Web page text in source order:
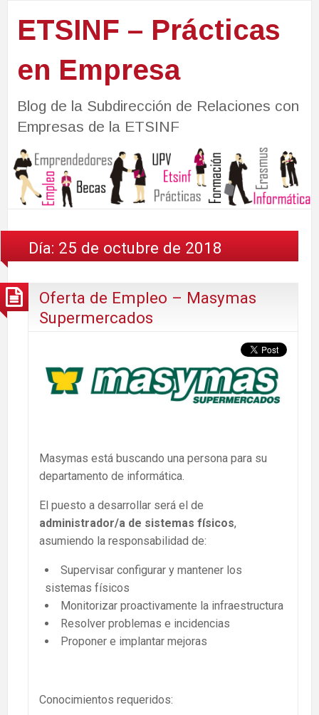
ETSINF – Prácticas
en Empresa
Blog de la Subdirección de Relaciones con
Empresas de la ETSINF
Día: 25 de octubre de 2018
Oferta de Empleo – Masymas
Supermercados
Masymas está buscando una persona para su
departamento de informática.
El puesto a desarrollar será el de
administrador/a de sistemas físicos,
asumiendo la responsabilidad de:
Supervisar configurar y mantener los
sistemas físicos
Monitorizar proactivamente la infraestructura
Resolver problemas e incidencias
Proponer e implantar mejoras
Conocimientos requeridos: